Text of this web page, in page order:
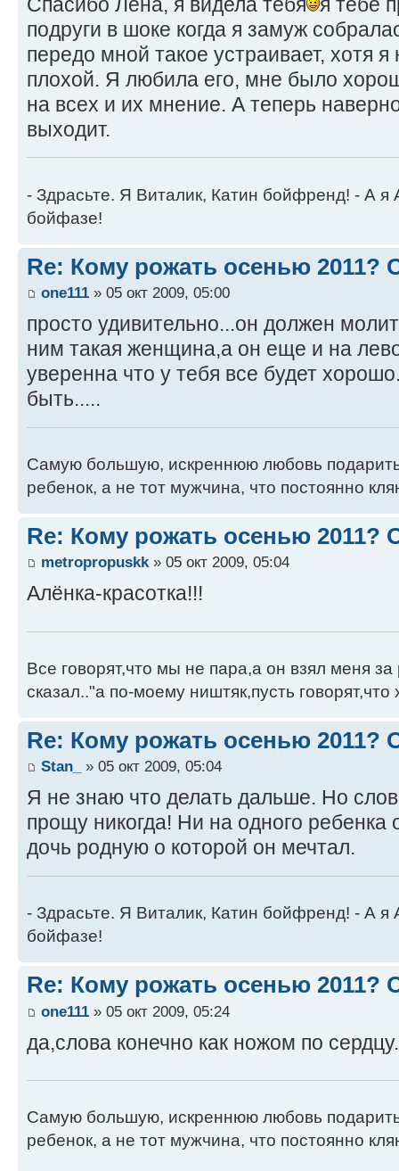
подруги в шоке когда я замуж
передо мной такое устраивает, хотя я
плохой. Я любила его, мне было
на всех и их мнение. А теперь
выходит.
- Здрасьте. Я Виталик, Катин бойфренд! - А я
бойфазе!
Re: Кому рожать осенью 2011?
one111 » 05 окт 2009, 05:00
просто удивительно...он должен
ним такая женщина,а он еще и на
уверенна что у тебя все будет
быть.....
Самую большую, искреннюю любовь
ребенок, а не тот мужчина, что постоянно
Re: Кому рожать осенью 2011?
metropropuskk» 05 окт 2009, 05:04
Алёнка-красотка!!!
Все говорят,что мы не пара,а он взял меня за
сказал.."а по-моему ништяк,пусть говорят,что
Re: Кому рожать осенью 2011?
Stan_ » 05 окт 2009, 05:04
Я не знаю что делать дальше. Но
прощу никогда! Ни на одного ребенка
дочь родную о которой он мечтал.
- Здрасьте. Я Виталик, Катин бойфренд! - А я
бойфазе!
Re: Кому рожать осенью 2011?
one111 » 05 окт 2009, 05:24
да,слова конечно как ножом по
Самую большую, искреннюю любовь
ребенок, а не тот мужчина, что постоянно